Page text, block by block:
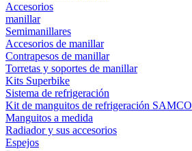
Accesorios
manillar
Semimanillares
Accesorios de manillar
Contrapesos de manillar
Torretas y soportes de manillar
Kits Superbike
Sistema de refrigeración
Kit de manguitos de refrigeración SAMCO
Manguitos a medida
Radiador y sus accesorios
Espejos